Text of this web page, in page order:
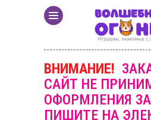
ВНИМАНИЕ!
САЙТ НЕ
ОФОРМЛЕНИЯ
ПИШИТЕ НА